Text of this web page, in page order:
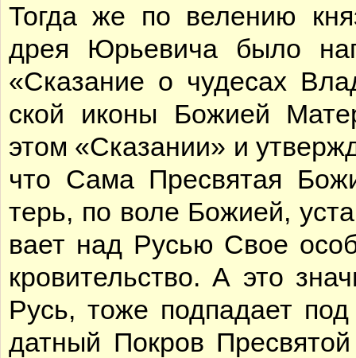
То­гда же по ве­ле­нию
дрея Юрье­ви­ча бы­ло
«Ска­за­ние о чу­де­сах
ской ико­ны Бо­жи­ей
этом «Ска­за­нии» и
что Са­ма Пре­свя­тая
терь, по во­ле Бо­жи­ей,
ва­ет над Русью Свое
кро­ви­тель­ство. А это
Русь, то­же под­па­да­ет
дат­ный По­кров